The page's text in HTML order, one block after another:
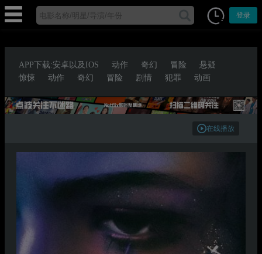
登录
APP下载:安卓以及IOS 动作 奇幻 冒险
悬疑
惊悚
动作 奇幻 冒险 剧情 犯罪 动画
在线播放